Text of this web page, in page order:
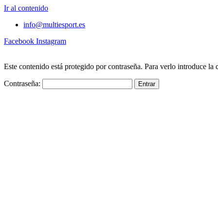
Ir al contenido
info@multiesport.es
Facebook Instagram
Este contenido está protegido por contraseña. Para verlo introduce la
Contraseña: